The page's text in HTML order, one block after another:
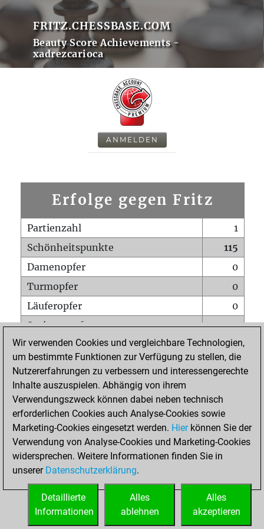
FRITZ.CHESSBASE.COM
Beauty Score Achievements -
xadrezcarioca
ANMELDEN
Erfolge gegen Fritz
Partienzahl
1
Schönheitspunkte
115
Damenopfer
0
Turmopfer
0
Läuferopfer
0
Springeropfer
0
Bauernopfer
0
Matt auf vollem Brett
0
Bauer setzt Matt
Erstickte Matts
Unterverwandlungen
0
Türme auf der siebten
0
STARTSEITE
Wir verwenden Cookies und vergleichbare Technologien,
um bestimmte Funktionen zur Verfügung zu stellen, die
Nutzererfahrungen zu verbessern und interessengerechte
Inhalte auszuspielen. Abhängig von ihrem
Verwendungszweck können dabei neben technisch
erforderlichen Cookies auch Analyse-Cookies sowie
Marketing-Cookies eingesetzt werden. Hierkönnen Sie der
Verwendung von Analyse-Cookies und Marketing-Cookies
widersprechen. Weitere Informationen finden Sie in
unserer Datenschutzerklärung.
Alles
akzeptieren
Alles
ablehnen
Detaillierte
Informationen